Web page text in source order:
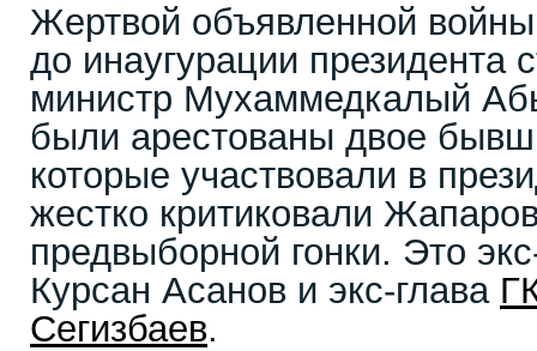
Жертвой объявленной
до инаугурации президента
министр Мухаммедкалый
были арестованы двое
которые участвовали в
жестко критиковали
предвыборной гонки. Это
Курсан Асанов и экс-глава
Сегизбаев.